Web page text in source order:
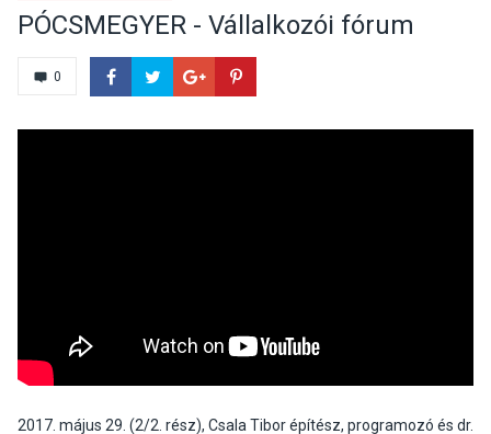
PÓCSMEGYER - Vállalkozói fórum
0
2017. május 29. (2/2. rész), Csala Tibor építész, programozó és dr.